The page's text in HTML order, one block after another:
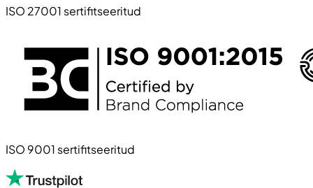
ISO 27001 sertifitseeritud
ISO 9001 sertifitseeritud